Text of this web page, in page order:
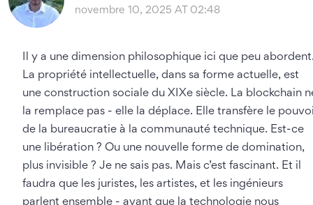
novembre 10, 2025 AT 02:48
Il y a une dimension philosophique ici que peu
La propriété intellectuelle, dans sa forme actuelle, est
une construction sociale du XIXe siècle. La blockchain
la remplace pas - elle la déplace. Elle transfère le
de la bureaucratie à la communauté technique. Est-ce
une libération ? Ou une nouvelle forme de domination,
plus invisible ? Je ne sais pas. Mais c’est fascinant. Et il
faudra que les juristes, les artistes, et les ingénieurs
parlent ensemble - avant que la technologie nous